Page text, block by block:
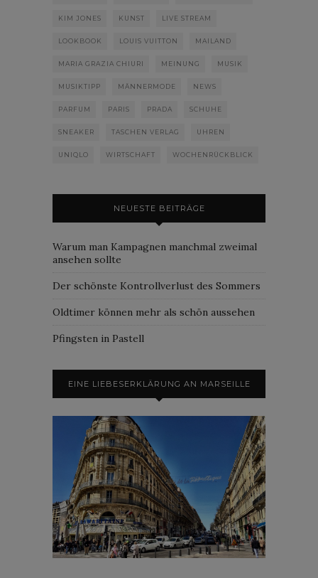
KIM JONES KUNST LIVE STREAM
LOOKBOOK LOUIS VUITTON MAILAND
MARIA GRAZIA CHIURI MEINUNG MUSIK
MUSIKTIPP MÄNNERMODE NEWS
PARFUM PARIS PRADA SCHUHE
SNEAKER TASCHEN VERLAG UHREN
UNIQLO WIRTSCHAFT WOCHENRÜCKBLICK
NEUESTE BEITRÄGE
Warum man Kampagnen manchmal zweimal
ansehen sollte
Der schönste Kontrollverlust des Sommers
Oldtimer können mehr als schön aussehen
Pfingsten in Pastell
EINE LIEBESERKLÄRUNG AN MARSEILLE